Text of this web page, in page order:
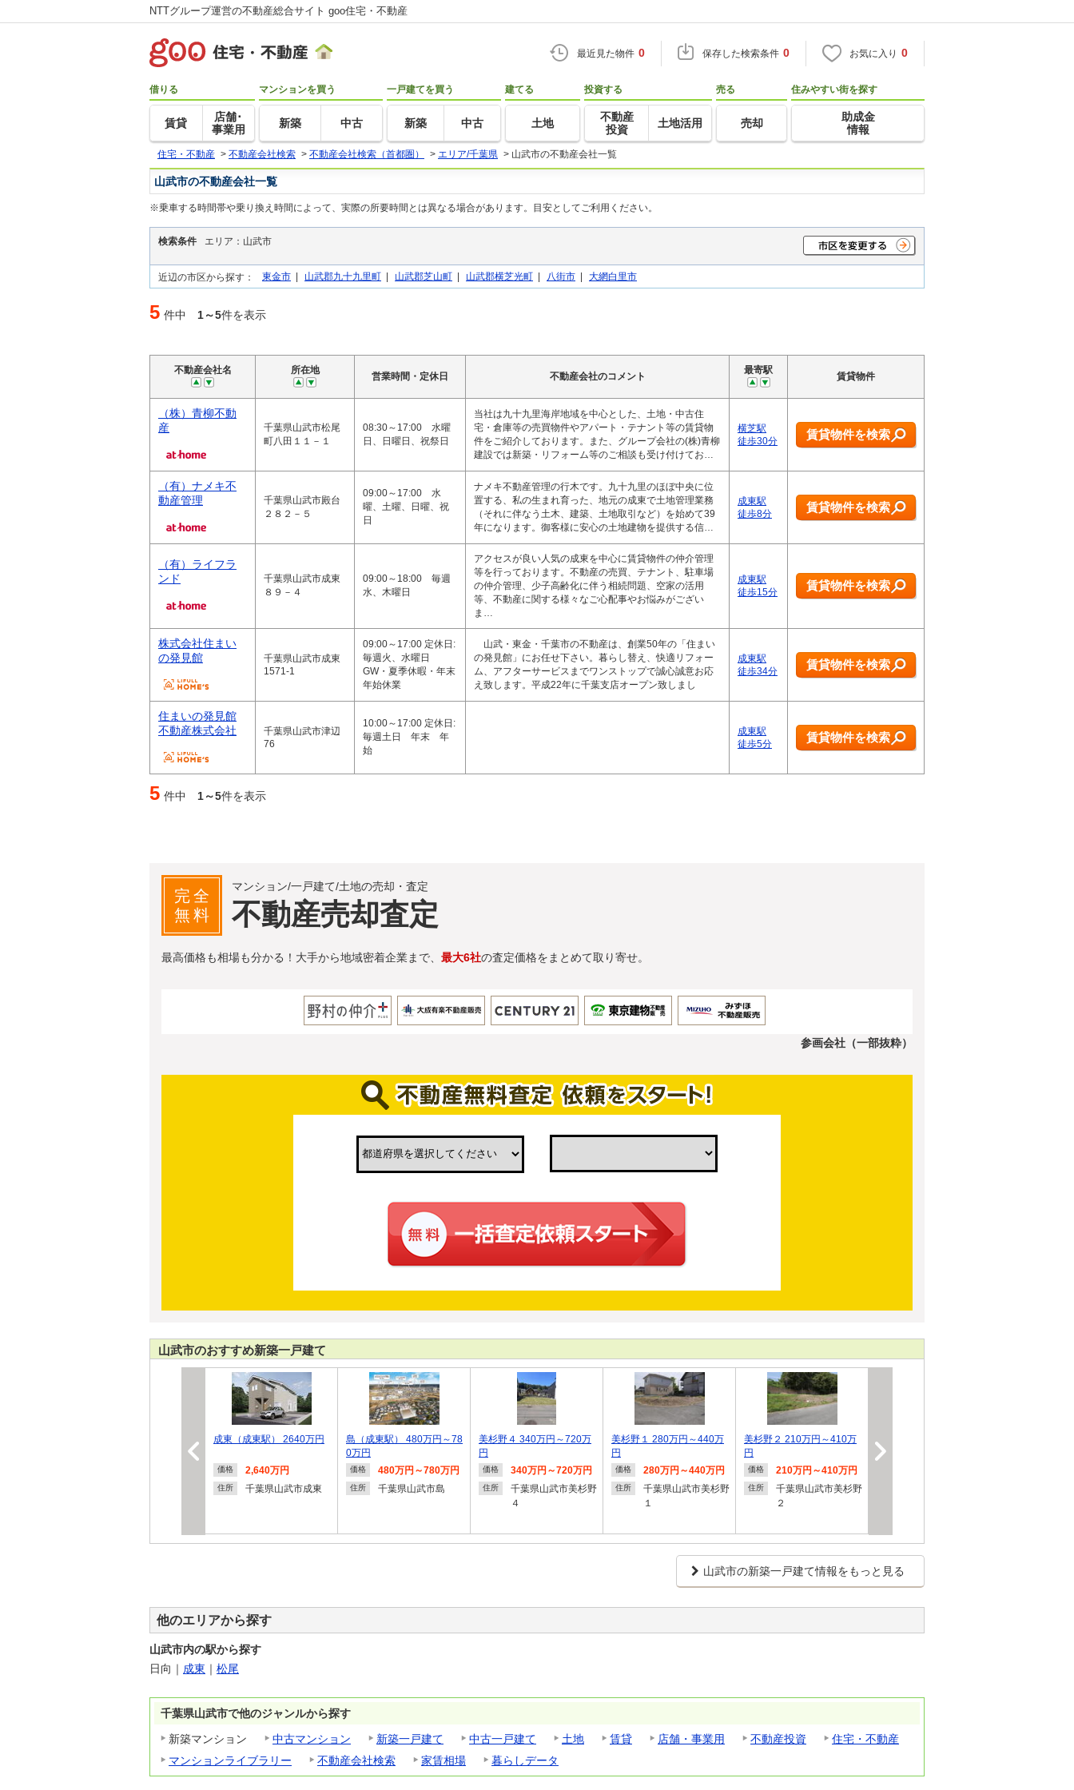
NTTグループ運営の不動産総合サイト goo住宅・不動産
最近見た物件 0 保存した検索条件 0 お気に入り 0
借りる
賃貸
店舗･
事業用
マンションを買う
新築 中古
一戸建てを買う
新築 中古
建てる
土地
投資する
不動産
投資
土地活用
売る
売却
住みやすい街を探す
助成金
情報
住宅・不動産 > 不動産会社検索 > 不動産会社検索（首都圏） > エリア/千葉県 > 山武市の不動産会社一覧
山武市の不動産会社一覧
※乗車する時間帯や乗り換え時間によって、実際の所要時間とは異なる場合があります。目安としてご利用ください。
検索条件 エリア：山武市
近辺の市区から探す： 東金市 | 山武郡九十九里町 | 山武郡芝山町 | 山武郡横芝光町 | 八街市 | 大網白里市
5 件中 1～5件を表示
不動産会社名 所在地
営業時間・定休日 不動産会社のコメント
最寄駅
賃貸物件
（株）青柳不動
産
千葉県山武市松尾
町八田１１－１
08:30～17:00 水曜
日、日曜日、祝祭日
当社は九十九里海岸地域を中心とした、土地・中古住
宅・倉庫等の売買物件やアパート・テナント等の賃貸物
件をご紹介しております。また、グループ会社の(株)青柳
建設では新築・リフォーム等のご相談も受け付けてお…
横芝駅
徒歩30分
賃貸物件を検索
（有）ナメキ不
動産管理
千葉県山武市殿台
２８２－５
09:00～17:00 水
曜、土曜、日曜、祝
日
ナメキ不動産管理の行木です。九十九里のほぼ中央に位
置する、私の生まれ育った、地元の成東で土地管理業務
（それに伴なう土木、建築、土地取引など）を始めて39
年になります。御客様に安心の土地建物を提供する信…
成東駅
徒歩8分
賃貸物件を検索
（有）ライフラ
ンド
千葉県山武市成東
８９－４
09:00～18:00 毎週
水、木曜日
アクセスが良い人気の成東を中心に賃貸物件の仲介管理
等を行っております。不動産の売買、テナント、駐車場
の仲介管理、少子高齢化に伴う相続問題、空家の活用
等、不動産に関する様々なご心配事やお悩みがござい
ま…
成東駅
徒歩15分
賃貸物件を検索
株式会社住まい
の発見館
千葉県山武市成東
1571-1
09:00～17:00 定休日:
毎週火、水曜日
GW・夏季休暇・年末
年始休業
山武・東金・千葉市の不動産は、創業50年の「住まい
の発見館」にお任せ下さい。暮らし替え、快適リフォー
ム、アフターサービスまでワンストップで誠心誠意お応
え致します。平成22年に千葉支店オープン致しまし
成東駅
徒歩34分
賃貸物件を検索
住まいの発見館
不動産株式会社
千葉県山武市津辺
76
10:00～17:00 定休日:
毎週土日 年末 年
始
成東駅
徒歩5分
賃貸物件を検索
5 件中 1～5件を表示
完全
無料
マンション/一戸建て/土地の売却・査定
不動産売却査定
最高価格も相場も分かる！大手から地域密着企業まで、 最大6社の査定価格をまとめて取り寄せ。
参画会社（一部抜粋）
山武市のおすすめ新築一戸建て
成東（成東駅） 2640万円
価格 2,640万円
住所 千葉県山武市成東
島（成東駅） 480万円～78
0万円
価格 480万円～780万円
住所 千葉県山武市島
美杉野４ 340万円～720万
円
価格 340万円～720万円
住所
千葉県山武市美杉野
４
美杉野１ 280万円～440万
円
価格 280万円～440万円
住所
千葉県山武市美杉野
１
美杉野２ 210万円～410万
円
価格 210万円～410万円
住所
千葉県山武市美杉野
２
山武市の新築一戸建て情報をもっと見る
他のエリアから探す
山武市内の駅から探す
日向 ｜ 成東 ｜ 松尾
千葉県山武市で他のジャンルから探す
新築マンション
中古マンション 新築一戸建て 中古一戸建て 土地 賃貸 店舗・事業用 不動産投資
住宅・不動産
マンションライブラリー
不動産会社検索 家賃相場 暮らしデータ